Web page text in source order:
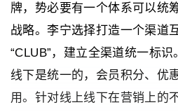
牌，势必要有一个体系可以统
战略。李宁选择打造一个渠道
“CLUB”，建立全渠道统一标
线下是统一的，会员积分、优
用。针对线上线下在营销上的